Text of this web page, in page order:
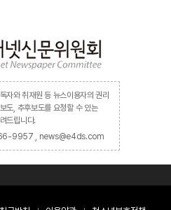
자와 취재원 등 뉴스이용자의 권리
도, 추후보도를 요청할 수 있는
드립니다.
9957 , news@e4ds.com